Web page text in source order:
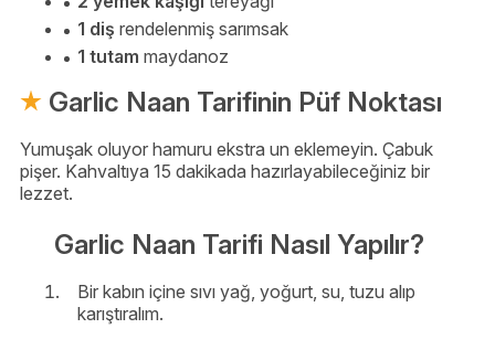
1 diş rendelenmiş sarımsak
1 tutam maydanoz
Garlic Naan Tarifinin Püf Noktası
Yumuşak oluyor hamuru ekstra un eklemeyin. Çabuk
pişer. Kahvaltıya 15 dakikada hazırlayabileceğiniz bir
lezzet.
Garlic Naan Tarifi Nasıl Yapılır?
Bir kabın içine sıvı yağ, yoğurt, su, tuzu alıp
karıştıralım.